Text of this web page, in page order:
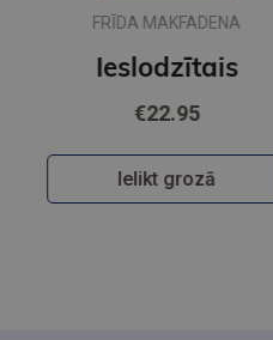
FRĪDA MAKFADENA
Ieslodzītais
€22.95
Ielikt grozā